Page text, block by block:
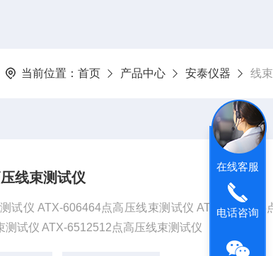
当前位置： 首页 产品中心 安泰仪器 线
线束测试仪
试仪 ATX-606464点高压线束测试仪 ATX-6128128
试仪 ATX-6512512点高压线束测试仪
在线客服
电话咨询